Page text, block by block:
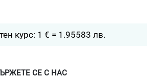
курс: 1 € = 1.95583 лв.
СЕ С НАС